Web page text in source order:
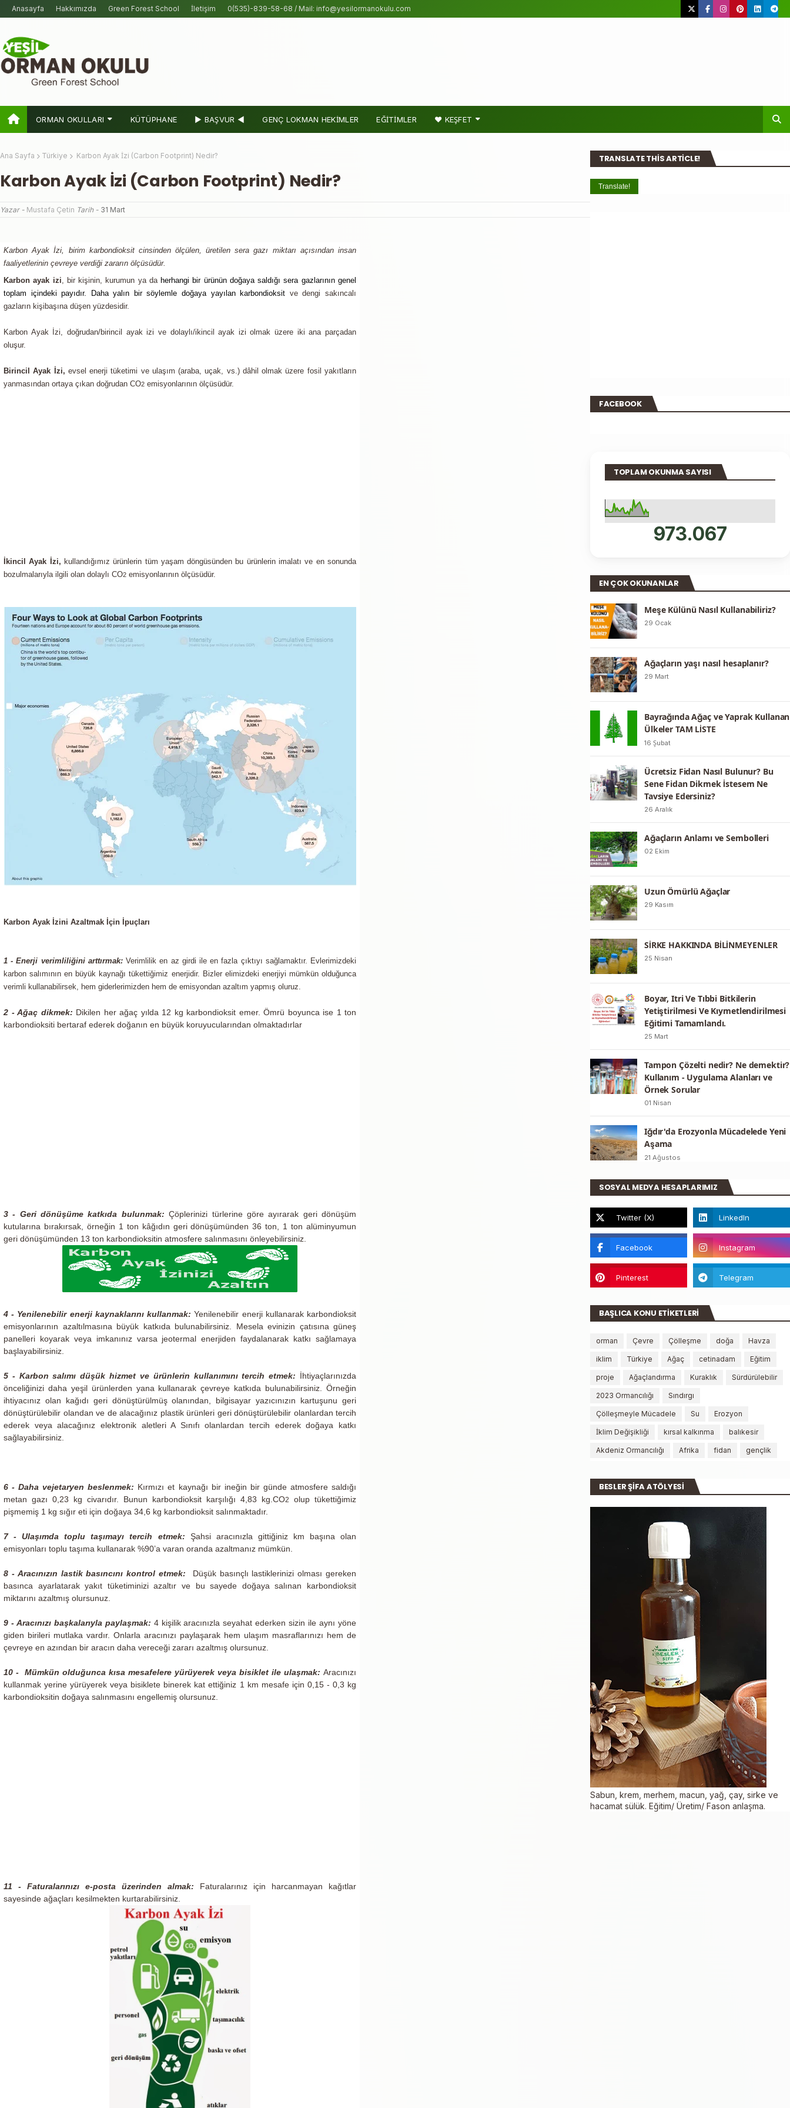
Anasayfa Hakkımızda Green Forest School İletişim 0(535)-839-58-68 / Mail: info@yesilormanokulu.com
ORMAN OKULLARI KÜTÜPHANE ► BAŞVUR ◀ GENÇ LOKMAN HEKİMLER EĞİTİMLER ❤ KEŞFET
Ana Sayfa Türkiye Karbon Ayak İzi (Carbon Footprint) Nedir?
Karbon Ayak İzi (Carbon Footprint) Nedir?
Yazar - Mustafa Çetin Tarih - 31 Mart
Karbon Ayak İzi, birim karbondioksit cinsinden ölçülen, üretilen sera gazı miktarı açısından insan
faaliyetlerinin çevreye verdiği zararın ölçüsüdür.
Karbon ayak izi, bir kişinin, kurumun ya da herhangi bir ürünün doğaya saldığı sera gazlarınıngenel
toplam içindeki payıdır. Daha yalın bir söylemle doğaya yayılan karbondioksit ve dengi sakıncalı
gazların kişibaşına düşen yüzdesidir.
Karbon Ayak İzi, doğrudan/birincil ayak izi ve dolaylı/ikincil ayak izi olmak üzere iki ana parçadan
oluşur.
Birincil Ayak İzi, evsel enerji tüketimi ve ulaşım (araba, uçak, vs.) dâhil olmak üzere fosil yakıtların
yanmasından ortaya çıkan doğrudan CO2 emisyonlarının ölçüsüdür.
İkincil Ayak İzi, kullandığımız ürünlerin tüm yaşam döngüsünden bu ürünlerin imalatı ve en sonunda
bozulmalarıyla ilgili olan dolaylı CO2 emisyonlarının ölçüsüdür.
Karbon Ayak İzini Azaltmak İçin İpuçları
1 - Enerji verimliliğini arttırmak: Verimlilik en az girdi ile en fazla çıktıyı sağlamaktır. Evlerimizdeki
karbon salımının en büyük kaynağı tükettiğimiz enerjidir. Bizler elimizdeki enerjiyi mümkün olduğunca
verimli kullanabilirsek, hem giderlerimizden hem de emisyondan azaltım yapmış oluruz.
2 - Ağaç dikmek: Dikilen her ağaç yılda 12 kg karbondioksit emer. Ömrü boyunca ise 1 ton
karbondioksiti bertaraf ederek doğanın en büyük koruyucularından olmaktadırlar
3 - Geri dönüşüme katkıda bulunmak: Çöplerinizi türlerine göre ayırarak geri dönüşüm
kutularına bırakırsak, örneğin 1 ton kâğıdın geri dönüşümünden 36 ton, 1 ton alüminyumun
geri dönüşümünden 13 ton karbondioksitin atmosfere salınmasını önleyebilirsiniz.
4 - Yenilenebilir enerji kaynaklarını kullanmak:Yenilenebilir enerji kullanarak karbondioksit
emisyonlarının azaltılmasına büyük katkıda bulunabilirsiniz. Mesela evinizin çatısına güneş
panelleri koyarak veya imkanınız varsa jeotermal enerjiden faydalanarak katkı sağlamaya
başlayabilirsiniz.
5 - Karbon salımı düşük hizmet ve ürünlerin kullanımını tercih etmek: İhtiyaçlarınızda
önceliğinizi daha yeşil ürünlerden yana kullanarak çevreye katkıda bulunabilirsiniz. Örneğin
ihtiyacınız olan kağıdı geri dönüştürülmüş olanından, bilgisayar yazıcınızın kartuşunu geri
dönüştürülebilir olandan ve de alacağınız plastik ürünleri geri dönüştürülebilir olanlardan tercih
ederek veya alacağınız elektronik aletleri A Sınıfı olanlardan tercih ederek doğaya katkı
sağlayabilirsiniz.
6 - Daha vejetaryen beslenmek: Kırmızı et kaynağı bir ineğin bir günde atmosfere saldığı
metan gazı 0,23 kg civarıdır. Bunun karbondioksit karşılığı 4,83 kg.CO2
olup tükettiğimiz
pişmemiş 1 kg sığır eti için doğaya 34,6 kg karbondioksit salınmaktadır.
7 - Ulaşımda toplu taşımayı tercih etmek:
Şahsi aracınızla gittiğiniz km başına olan
emisyonları toplu taşıma kullanarak %90’a varan oranda azaltmanız mümkün.
8 - Aracınızın lastik basıncını kontrol etmek:
Düşük basınçlı lastiklerinizi olması gereken
basınca ayarlatarak yakıt tüketiminizi azaltır ve bu sayede doğaya salınan karbondioksit
miktarını azaltmış olursunuz.
9 - Aracınızı başkalarıyla paylaşmak: 4 kişilik aracınızla seyahat ederken sizin ile aynı yöne
giden birileri mutlaka vardır. Onlarla aracınızı paylaşarak hem ulaşım masraflarınızı hem de
çevreye en azından bir aracın daha vereceği zararı azaltmış olursunuz.
10 - Mümkün olduğunca kısa mesafelere yürüyerek veya bisiklet ile ulaşmak: Aracınızı
kullanmak yerine yürüyerek veya bisiklete binerek kat ettiğiniz 1 km mesafe için 0,15 - 0,3 kg
karbondioksitin doğaya salınmasını engellemiş olursunuz.
11 - Faturalarınızı e-posta üzerinden almak:
Faturalarınız için harcanmayan kağıtlar
sayesinde ağaçları kesilmekten kurtarabilirsiniz.
TRANSLATE THIS ARTICLE!
Translate!
FACEBOOK
TOPLAM OKUNMA SAYISI
973.067
EN ÇOK OKUNANLAR
Meşe Külünü Nasıl Kullanabiliriz?
29 Ocak
Ağaçların yaşı nasıl hesaplanır?
29 Mart
Bayrağında Ağaç ve Yaprak Kullanan
Ülkeler TAM LİSTE
16 Şubat
Ücretsiz Fidan Nasıl Bulunur? Bu
Sene Fidan Dikmek İstesem Ne
Tavsiye Edersiniz?
26 Aralık
Ağaçların Anlamı ve Sembolleri
02 Ekim
Uzun Ömürlü Ağaçlar
29 Kasım
SİRKE HAKKINDA BİLİNMEYENLER
25 Nisan
Boyar, Itri Ve Tıbbi Bitkilerin
Yetiştirilmesi Ve Kıymetlendirilmesi
Eğitimi Tamamlandı.
25 Mart
Tampon Çözelti nedir? Ne demektir?
Kullanım - Uygulama Alanları ve
Örnek Sorular
01 Nisan
Iğdır'da Erozyonla Mücadelede Yeni
Aşama
21 Ağustos
SOSYAL MEDYA HESAPLARIMIZ
BAŞLICA KONU ETİKETLERİ
orman Çevre Çölleşme doğa Havza
iklim Türkiye Ağaç cetinadam Eğitim
proje Ağaçlandırma Kuraklık Sürdürülebilir
2023 Ormancılığı Sındırgı
Çölleşmeyle Mücadele Su Erozyon
İklim Değişikliği kırsal kalkınma balıkesir
Akdeniz Ormancılığı Afrika fidan gençlik
BESLER ŞİFA ATÖLYESİ
Sabun, krem, merhem, macun, yağ, çay, sirke ve
hacamat sülük. Eğitim/ Üretim/ Fason anlaşma.